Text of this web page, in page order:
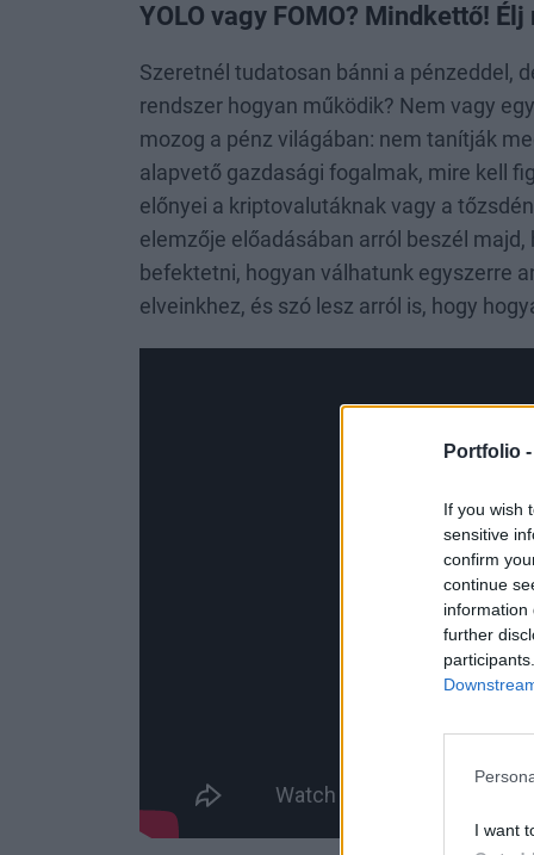
Portfolio -
If you wish
sensitive
confirm
continue
information
further
I want
YOLO vagy FOMO? Mindkettő!
Szeretnél tudatosan bánni a pénzeddel,
rendszer hogyan működik? Nem vagy
mozog a pénz világában: nem tanítják
alapvető gazdasági fogalmak, mire kell
előnyei a kriptovalutáknak vagy a
elemzője előadásában arról beszél
befektetni, hogyan válhatunk egyszerre
elveinkhez, és szó lesz arról is, hogy